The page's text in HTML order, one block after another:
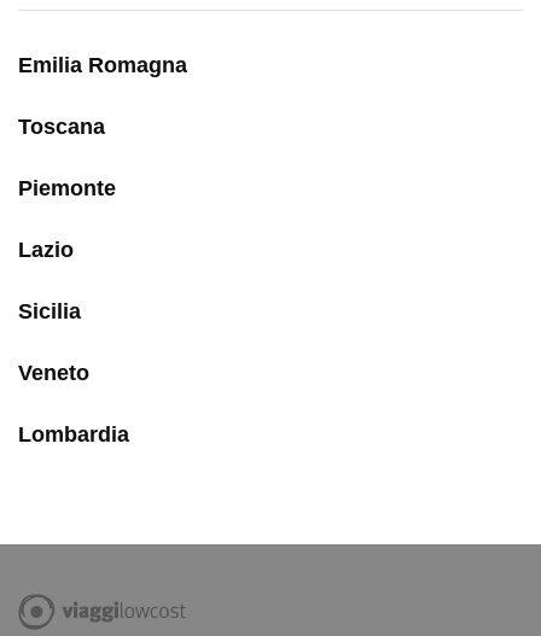
Emilia Romagna
Toscana
Piemonte
Lazio
Sicilia
Veneto
Lombardia